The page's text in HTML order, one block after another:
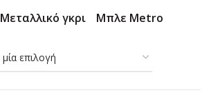
Μεταλλικό γκρι Μπλε Metro